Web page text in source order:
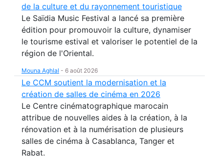
de la culture et du rayonnement touristique
Le Saïdia Music Festival a lancé sa première
édition pour promouvoir la culture, dynamiser
le tourisme estival et valoriser le potentiel de la
région de l'Oriental.
Mouna Aghlal - 6 août 2026
Le CCM soutient la modernisation et la
création de salles de cinéma en 2026
Le Centre cinématographique marocain
attribue de nouvelles aides à la création, à la
rénovation et à la numérisation de plusieurs
salles de cinéma à Casablanca, Tanger et
Rabat.